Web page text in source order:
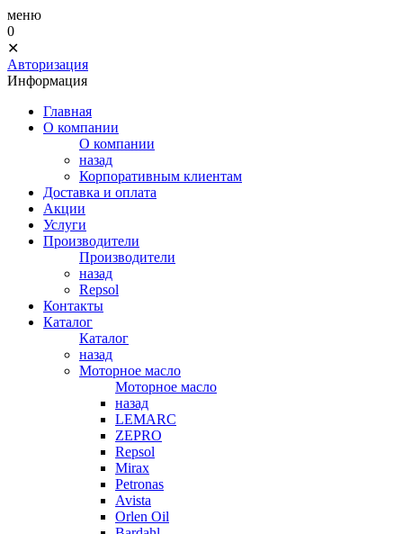
меню
0
✕
Авторизация
Информация
Главная
О компании
О компании
назад
Корпоративным клиентам
Доставка и оплата
Акции
Услуги
Производители
Производители
назад
Repsol
Контакты
Каталог
Каталог
назад
Моторное масло
Моторное масло
назад
LEMARC
ZEPRO
Repsol
Mirax
Petronas
Avista
Orlen Oil